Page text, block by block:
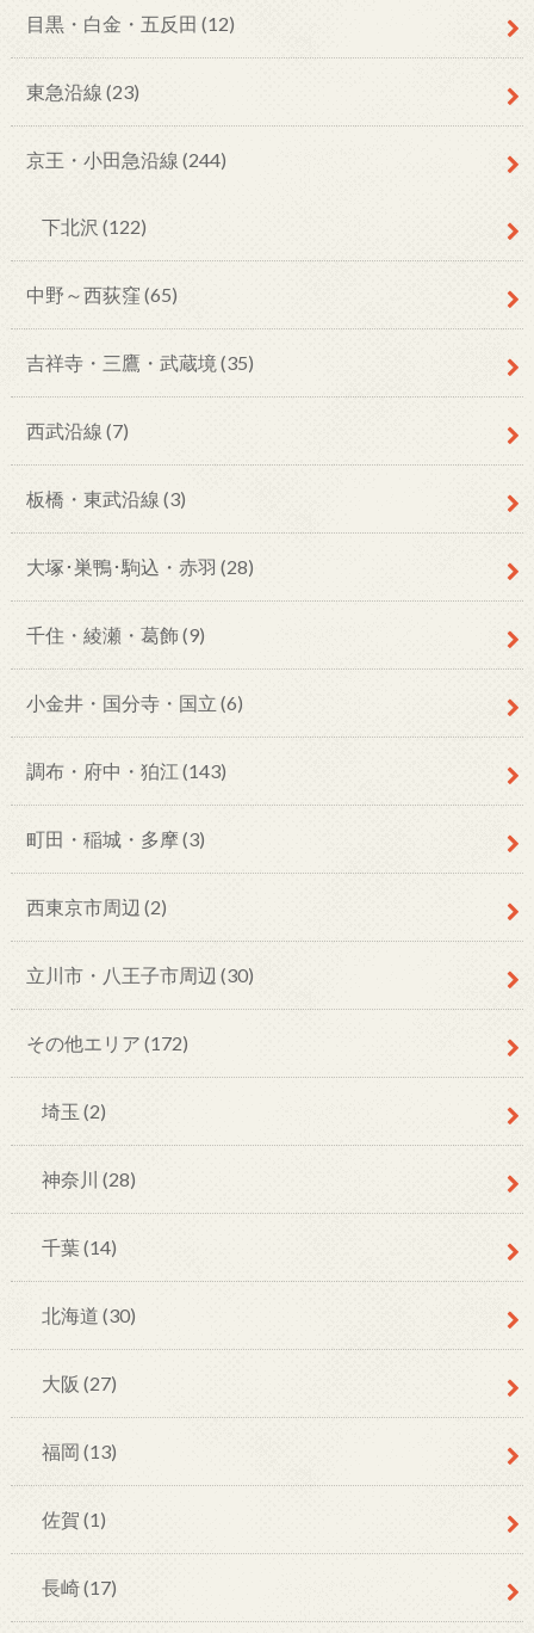
目黒・白金・五反田 (12)
東急沿線 (23)
京王・小田急沿線 (244)
下北沢 (122)
中野～西荻窪 (65)
吉祥寺・三鷹・武蔵境 (35)
西武沿線 (7)
板橋・東武沿線 (3)
大塚･巣鴨･駒込・赤羽 (28)
千住・綾瀬・葛飾(9)
小金井・国分寺・国立 (6)
調布・府中・狛江 (143)
町田・稲城・多摩 (3)
西東京市周辺 (2)
立川市・八王子市周辺 (30)
その他エリア (172)
埼玉 (2)
神奈川 (28)
千葉(14)
北海道 (30)
大阪 (27)
福岡 (13)
佐賀 (1)
長崎(17)